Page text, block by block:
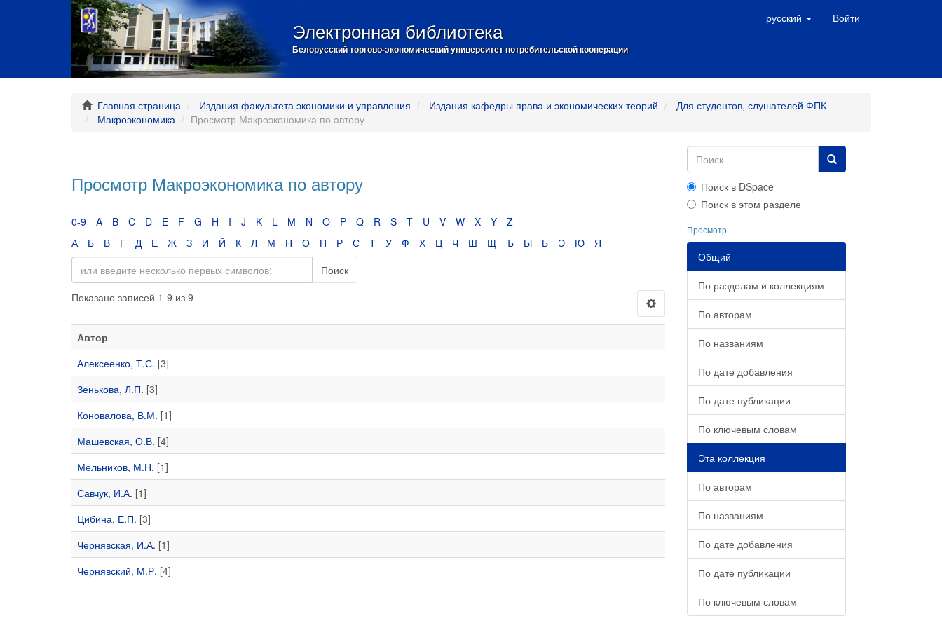
Электронная библиотека
Белорусский торгово-экономический университет потребительской кооперации
русский Войти
Главная страница Издания факультета экономики и управления Издания кафедры права и экономических теорий
Для студентов, слушателей ФПК
Макроэкономика
Просмотр Макроэкономика по автору
Просмотр Макроэкономика по автору
0-9 A B C D E F G H I J K L M N O P Q R S T U V W X Y
Z
А
Б В Г Д Е Ж З И Й К Л М Н О П Р С Т У Ф Х Ц Ч Ш Щ Ъ Ы Ь Э Ю
Я
Поиск
Показано записей 1-9 из 9
Автор
Алексеенко, Т.С. [3]
Зенькова, Л.П. [3]
Коновалова, В.М. [1]
Машевская, О.В. [4]
Мельников, М.Н. [1]
Савчук, И.А. [1]
Цибина, Е.П. [3]
Чернявская, И.А. [1]
Чернявский, М.Р. [4]
Поиск в DSpace
Поиск в этом разделе
Просмотр
Общий
По разделам и коллекциям
По авторам
По названиям
По дате добавления
По дате публикации
По ключевым словам
Эта коллекция
По авторам
По названиям
По дате добавления
По дате публикации
По ключевым словам